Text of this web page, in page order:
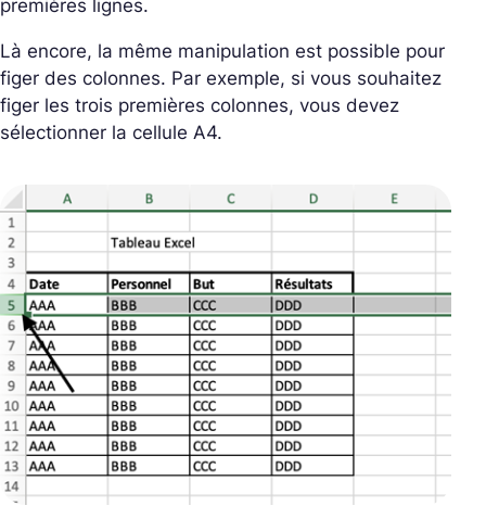
premières lignes.
Là encore, la même manipulation est possible pour
figer des colonnes. Par exemple, si vous souhaitez
figer les trois premières colonnes, vous devez
sélectionner la cellule A4.